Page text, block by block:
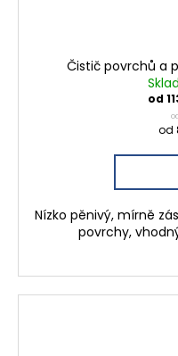
Čistič povrchů a
od
od
Nízko pěnivý, mírně
povrchy,